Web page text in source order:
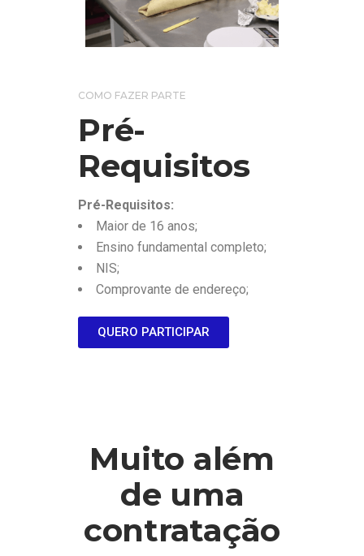
COMO FAZER PARTE
Pré-
Requisitos
Pré-Requisitos:
Maior de 16 anos;
Ensino fundamental completo;
NIS;
Comprovante de endereço;
QUERO PARTICIPAR
Muito além
de uma
contratação